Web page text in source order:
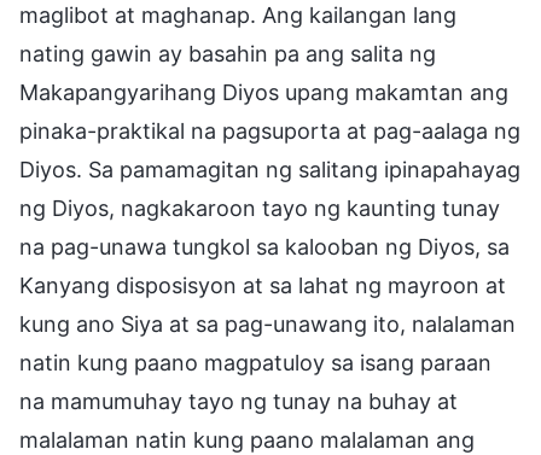
maglibot at maghanap. Ang kailangan lang
nating gawin ay basahin pa ang salita ng
Makapangyarihang Diyos upang makamtan ang
pinaka-praktikal na pagsuporta at pag-aalaga ng
Diyos. Sa pamamagitan ng salitang ipinapahayag
ng Diyos, nagkakaroon tayo ng kaunting tunay
na pag-unawa tungkol sa kalooban ng Diyos, sa
Kanyang disposisyon at sa lahat ng mayroon at
kung ano Siya at sa pag-unawang ito, nalalaman
natin kung paano magpatuloy sa isang paraan
na mamumuhay tayo ng tunay na buhay at
malalaman natin kung paano malalaman ang